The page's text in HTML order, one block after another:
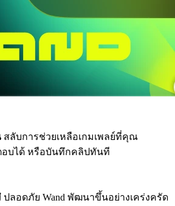
สลับการช่วยเหลือเกมเพลย์ที่คุณ
อบได้ หรือบันทึกคลิปทันที
ปลอดภัย Wand พัฒนาขึ้นอย่างเคร่งครัด